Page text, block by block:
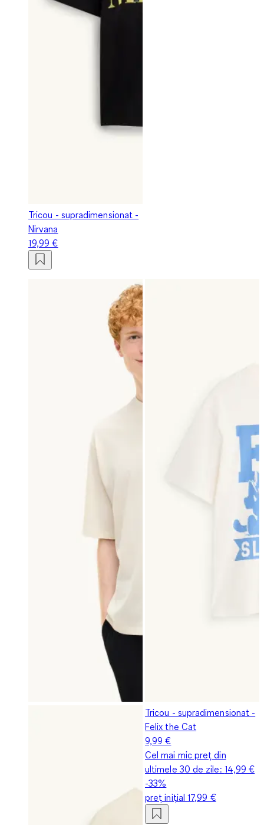
Tricou - supradimensionat -
Nirvana
19,99 €
Tricou - supradimensionat -
Felix the Cat
9,99 €
Cel mai mic preț din
ultimele 30 de zile: 14,99 €
-33%
preț inițial17,99 €